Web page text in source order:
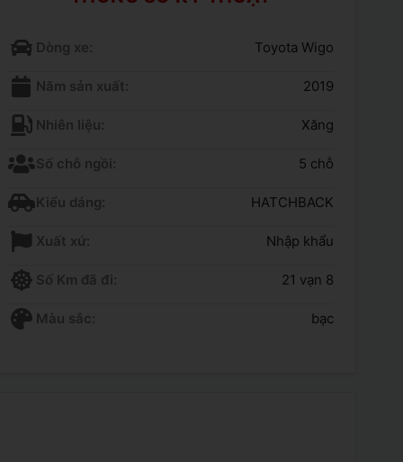
Dòng xe: Toyota Wigo
Năm sản xuất: 2019
Nhiên liệu: Xăng
Số chỗ ngồi: 5 chỗ
Kiểu dáng: HATCHBACK
Xuất xứ: Nhập khẩu
Số Km đã đi: 21 vạn 8
Màu sắc: bạc